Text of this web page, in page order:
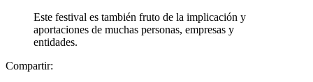
Este festival es también fruto de la implicación y
aportaciones de muchas personas, empresas y
entidades.
Compartir: